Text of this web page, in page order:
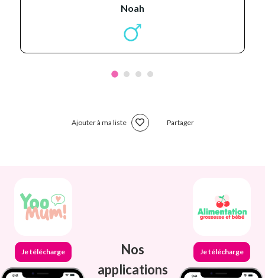
noah
Ajouter à ma liste Partager
Je télécharge
Nos
applications
Je télécharge